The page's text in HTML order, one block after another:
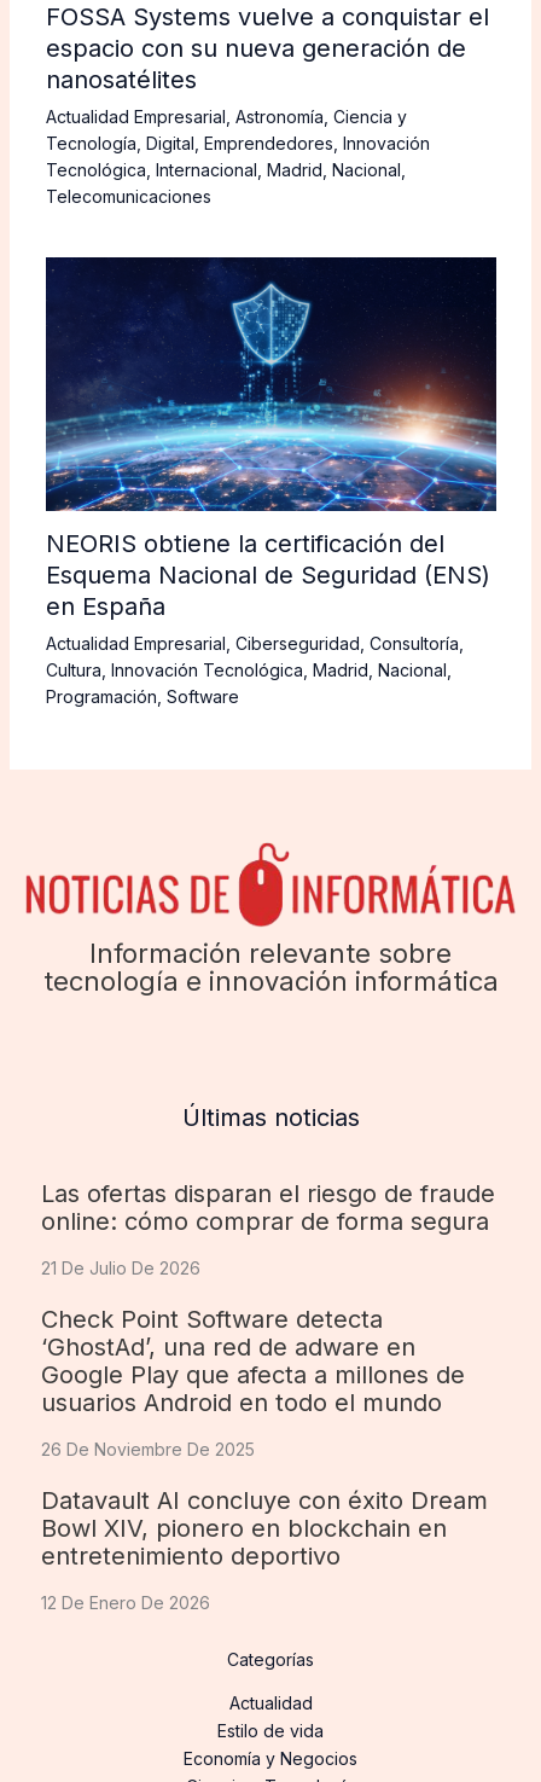
FOSSA Systems vuelve a conquistar el
espacio con su nueva generación de
nanosatélites
Actualidad Empresarial Astronomía Ciencia y
Tecnología Digital Emprendedores Innovación
Tecnológica Internacional Madrid Nacional
Telecomunicaciones
NEORIS obtiene la certificación del
Esquema Nacional de Seguridad (ENS)
en España
Actualidad Empresarial Ciberseguridad Consultoría
Cultura Innovación Tecnológica Madrid Nacional
Programación Software
Información relevante sobre
tecnología e innovación informática
Últimas noticias
Las ofertas disparan el riesgo de fraude
online: cómo comprar de forma segura
21 De Julio De 2026
Check Point Software detecta
‘GhostAd’, una red de adware en
Google Play que afecta a millones de
usuarios Android en todo el mundo
26 De Noviembre De 2025
Datavault AI concluye con éxito Dream
Bowl XIV, pionero en blockchain en
entretenimiento deportivo
12 De Enero De 2026
Categorías
Actualidad
Estilo de vida
Economía y Negocios